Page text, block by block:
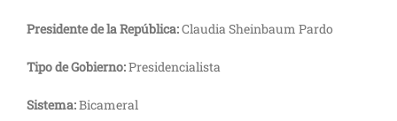
Presidente de la República:Claudia Sheinbaum Pardo
Tipo de Gobierno:Presidencialista
Sistema:Bicameral